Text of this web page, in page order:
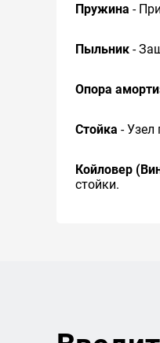
Пружина -
Пыльник -
Опора
Стойка - Узел
Койловер
стойки.